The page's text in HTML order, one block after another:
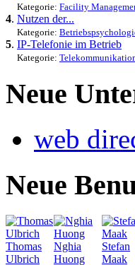
Kategorie: Facility
4. Nutzen der...
Kategorie:
5. IP-Telefonie im Betrieb
Kategorie:
Neue
web
Neue
Thomas
Ulbrich
Nghia
Huong
Stefan
Maak